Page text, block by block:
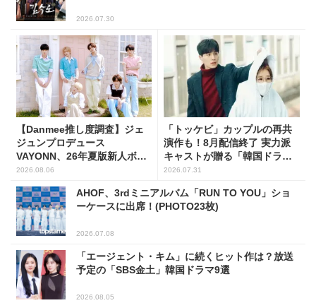
2026.07.30
【Danmee推し度調査】ジェ
ジュンプロデュース
VAYONN、26年夏版新人ボー
イズグループ人気No.1に
2026.08.06
「トッケビ」カップルの再共
演作も！8月配信終了 実力派
キャストが贈る「韓国ドラ
マ」5選
2026.07.31
AHOF、3rdミニアルバム「RUN TO YOU」ショ
ーケースに出席！(PHOTO23枚)
2026.07.08
「エージェント・キム」に続くヒット作は？放送
予定の「SBS金土」韓国ドラマ9選
2026.08.05